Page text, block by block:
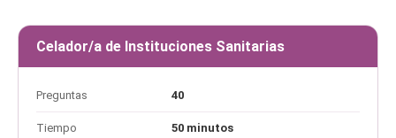
Celador/a de Instituciones Sanitarias
Preguntas 40
Tiempo 50 minutos